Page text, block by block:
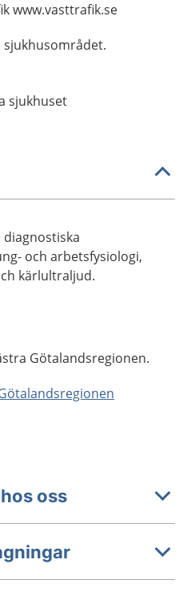
www.vasttrafik.se
sjukhusområdet.
sjukhuset
och arbetsfysiologi,
kärlultraljud.
Götalandsregionen.
oss